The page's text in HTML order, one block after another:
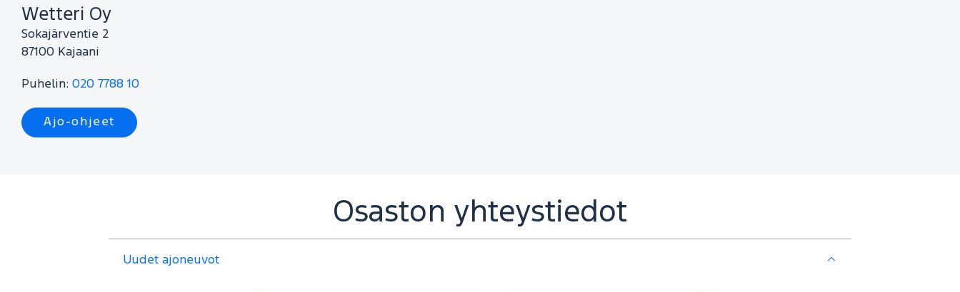
Wetteri Oy
Sokajärventie 2
87100 Kajaani
Puhelin: 020 7788 10
Ajo-ohjeet
Osaston yhteystiedot
Uudet ajoneuvot